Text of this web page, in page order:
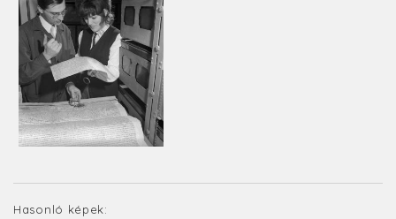
Hasonló képek: